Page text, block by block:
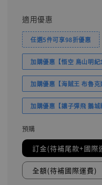
適用優惠
任選5件可享98折優惠
加購優惠【悟空 鳥山明紀
加購優惠【海賊王 布魯克
加購優惠【讓子彈飛 鵝城
預購
訂金(待補尾款+國際
全額(待補國際運費)